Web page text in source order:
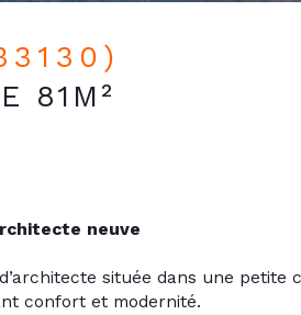
81M²
neuve
située dans une petite
confort et modernité.